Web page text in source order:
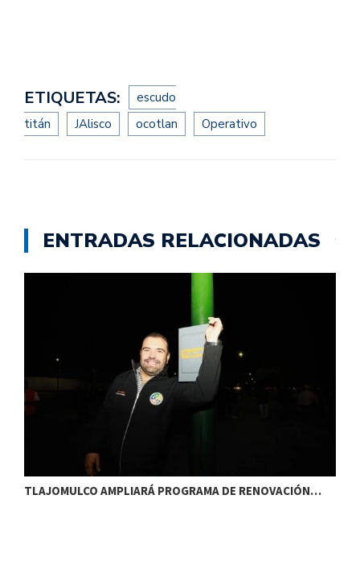
ETIQUETAS:
escudo
titán
JAlisco ocotlan Operativo
ENTRADAS RELACIONADAS
TLAJOMULCO AMPLIARÁ PROGRAMA DE RENOVACIÓN…